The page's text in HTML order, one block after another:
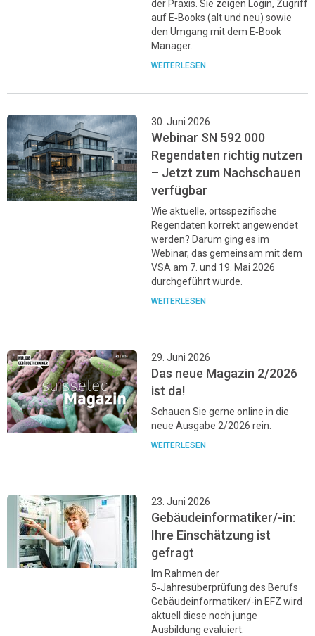
der Praxis. Sie zeigen Login, Zugriff
auf E‑Books (alt und neu) sowie
den Umgang mit dem E‑Book
Manager.
WEITERLESEN
30. Juni 2026
Webinar SN 592 000
Regendaten richtig nutzen
– Jetzt zum Nachschauen
verfügbar
Wie aktuelle, ortsspezifische
Regendaten korrekt angewendet
werden? Darum ging es im
Webinar, das gemeinsam mit dem
VSA am 7. und 19. Mai 2026
durchgeführt wurde.
WEITERLESEN
29. Juni 2026
Das neue Magazin 2/2026
ist da!
Schauen Sie gerne online in die
neue Ausgabe 2/2026 rein.
WEITERLESEN
23. Juni 2026
Gebäudeinformatiker/-in:
Ihre Einschätzung ist
gefragt
Im Rahmen der
5‑Jahresüberprüfung des Berufs
Gebäudeinformatiker/-in EFZ wird
aktuell diese noch junge
Ausbildung evaluiert.